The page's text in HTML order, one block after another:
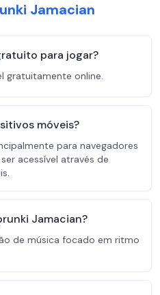
Jamacian
para jogar?
gratuitamente online.
móveis?
para navegadores
acessível através de
Jamacian?
de música focado em ritmo